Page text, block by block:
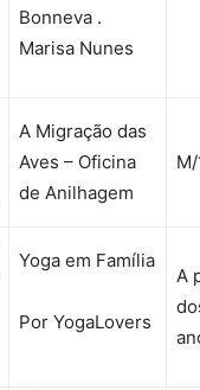
Bonneva .
Marisa Nunes
A Migração das
Aves – Oficina
de Anilhagem
Yoga em Família
Por YogaLovers
A